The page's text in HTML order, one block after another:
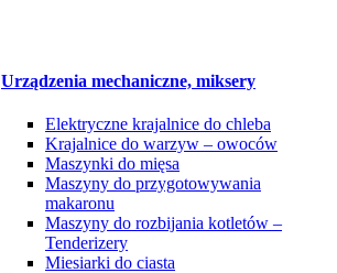
Urządzenia mechaniczne, miksery
Elektryczne krajalnice do chleba
Krajalnice do warzyw – owoców
Maszynki do mięsa
Maszyny do przygotowywania
makaronu
Maszyny do rozbijania kotletów –
Tenderizery
Miesiarki do ciasta